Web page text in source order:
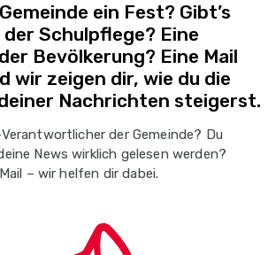
ein Fest? Gibt’s
Schulpflege? Eine
Bevölkerung? Eine Mail
wir zeigen dir, wie du die
Nachrichten steigerst.
der Gemeinde? Du
News wirklich gelesen werden?
– wir helfen dir dabei.